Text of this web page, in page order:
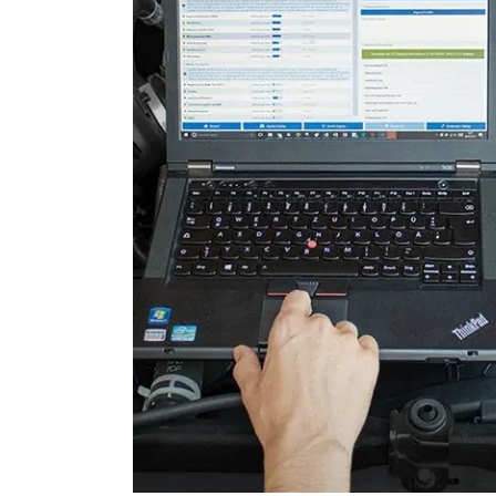
Soundsystem
Sprachsteuerung
Türsteuergerät hinten links
Türsteuergerät hinten
Türsteuergerät vorne links
Türsteuergerät vorne
Vordere Bedieneinheit
Zentralelektronik
Zentralelektronik 2